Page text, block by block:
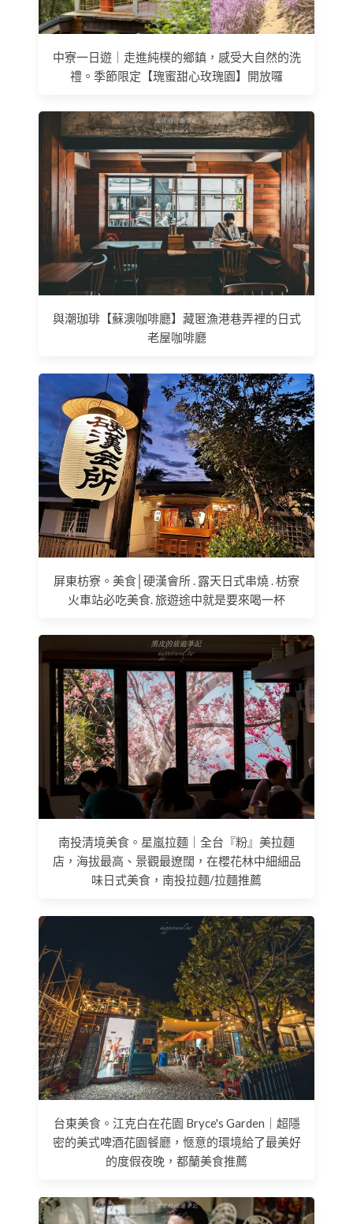
中寮一日遊｜走進純樸的鄉鎮，感受大自然的洗
禮。季節限定【瑰蜜甜心玫瑰園】開放囉
與潮珈琲【蘇澳咖啡廳】藏匿漁港巷弄裡的日式
老屋咖啡廳
屏東枋寮。美食│硬漢會所 . 露天日式串燒 . 枋寮
火車站必吃美食. 旅遊途中就是要來喝一杯
南投清境美食。星嵐拉麵｜全台『粉』美拉麵
店，海拔最高、景觀最遼闊，在櫻花林中細細品
味日式美食，南投拉麵/拉麵推薦
台東美食。江克白在花園 Bryce's Garden｜超隱
密的美式啤酒花園餐廳，愜意的環境給了最美好
的度假夜晚，都蘭美食推薦